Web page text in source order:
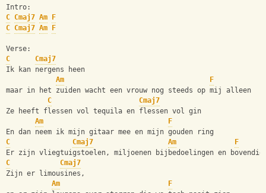
Intro:
C Cmaj7 Am
F
C Cmaj7 Am F
Verse:
C
Cmaj7
Ik kan nergens heen
Am
F
maar in het zuiden wacht een vrouw nog steeds op mij alleen
C
Cmaj7
Ze heeft flessen vol tequila en flessen vol gin
Am
F
En dan neem ik mijn gitaar mee en mijn gouden ring
C
Cmaj7 Am
F
Er zijn vliegtuigstoelen, miljoenen bijbedoelingen en
C
Cmaj7
Zijn er limousines,
Am
F